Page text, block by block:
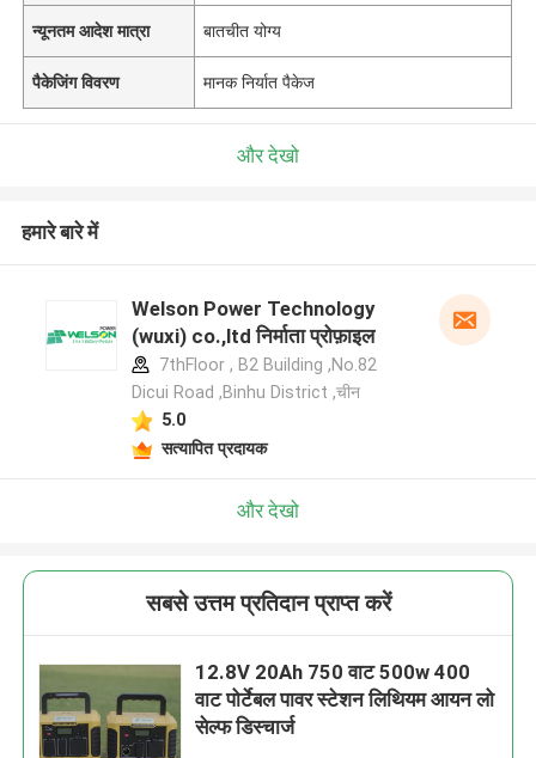
न्यूनतम आदेश मात्रा बातचीत योग्य
पैकेजिंग विवरण मानक निर्यात पैकेज
और देखो
हमारे बारे में
Welson Power Technology
(wuxi) co.,ltd निर्माता प्रोफ़ाइल
7thFloor , B2 Building ,No.82
Dicui Road ,Binhu District ,चीन
5.0
सत्यापित प्रदायक
और देखो
सबसे उत्तम प्रतिदान प्राप्त करें
12.8V 20Ah 750 वाट 500w 400
वाट पोर्टेबल पावर स्टेशन लिथियम आयन लो
सेल्फ डिस्चार्ज